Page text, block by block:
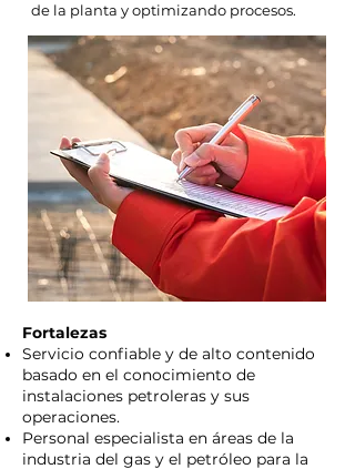
de la planta y optimizando procesos.
Fortalezas
Servicio confiable y de alto contenido
basado en el conocimiento de
instalaciones petroleras y sus
operaciones.
Personal especialista en áreas de la
industria del gas y el petróleo para la